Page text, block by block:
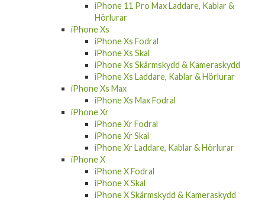
iPhone 11 Pro Max Laddare, Kablar &
Hörlurar
iPhone Xs
iPhone Xs Fodral
iPhone Xs Skal
iPhone Xs Skärmskydd & Kameraskydd
iPhone Xs Laddare, Kablar & Hörlurar
iPhone Xs Max
iPhone Xs Max Fodral
iPhone Xr
iPhone Xr Fodral
iPhone Xr Skal
iPhone Xr Laddare, Kablar & Hörlurar
iPhone X
iPhone X Fodral
iPhone X Skal
iPhone X Skärmskydd & Kameraskydd